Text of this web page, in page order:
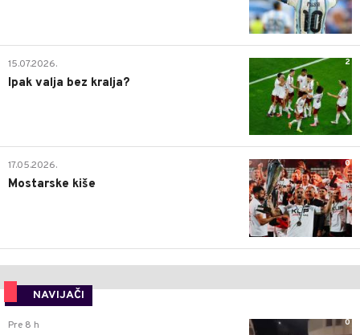
2
15.07.2026.
Ipak valja bez kralja?
0
17.05.2026.
Mostarske kiše
NAVIJAČI
0
Pre 8 h